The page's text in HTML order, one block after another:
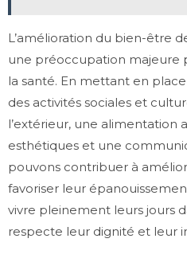
L’amélioration du bien-être
une préoccupation majeure
la santé. En mettant en
des activités sociales et
l’extérieur, une alimentation
esthétiques et une
pouvons contribuer à
favoriser leur
vivre pleinement leurs jours
respecte leur dignité et leur